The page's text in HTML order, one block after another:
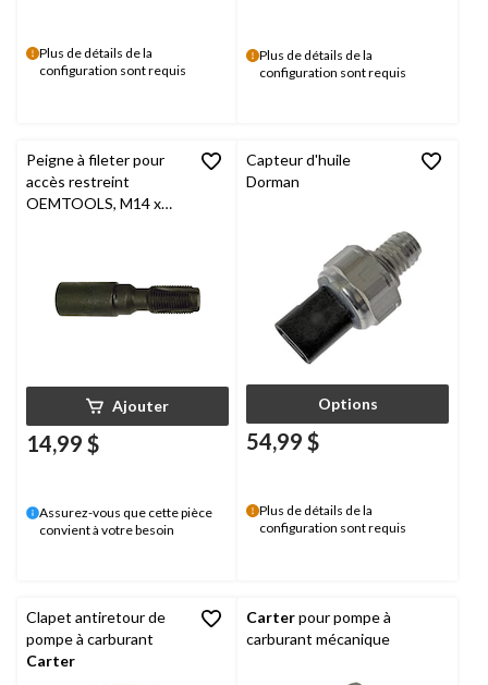
Plus de détails de la
configuration sont requis
Plus de détails de la
configuration sont requis
Peigne à fileter pour
accès restreint
OEMTOOLS, M14 x
Ajouter
14,99 $
Assurez-vous que cette pièce
convient à votre besoin
Capteur d'huile
Dorman
Options
54,99 $
Plus de détails de la
configuration sont requis
Clapet antiretour de
pompe à carburant
Carter
Carterpour pompe à
carburant mécanique